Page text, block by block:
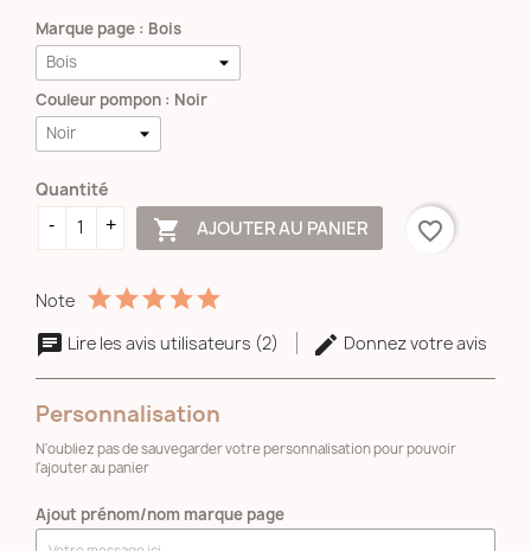
Marque page : Bois
Couleur pompon : Noir
Quantité
 AJOUTER AU PANIER favorite_border
Note
Lire les avis utilisateurs (2)
Donnez votre avis
Personnalisation
N'oubliez pas de sauvegarder votre personnalisation pour pouvoir
l'ajouter au panier
Ajout prénom/nom marque page